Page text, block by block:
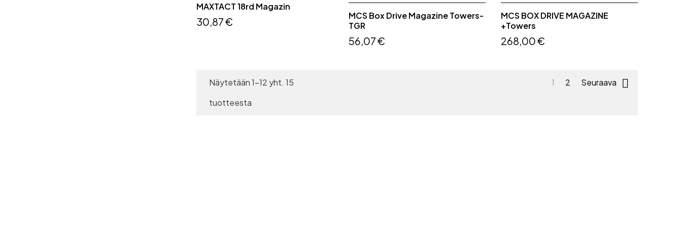
MAXTACT 18rd Magazin
30,87 €
MCS Box Drive Magazine Towers-
TGR
56,07 €
MCS BOX DRIVE MAGAZINE
+Towers
268,00 €
Näytetään 1-12 yht. 15
tuotteesta
1 2 Seuraava 